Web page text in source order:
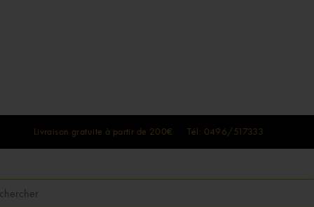
Livraison gratuite à partir de 200€ Tél: 0496/517333